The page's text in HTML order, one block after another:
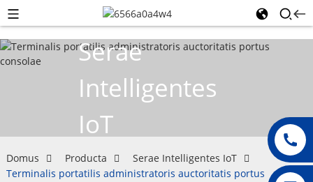
Serae
Intelligentes
IoT
Domus Producta
Serae Intelligentes IoT
Terminalis portatilis administratoris auctoritatis portus